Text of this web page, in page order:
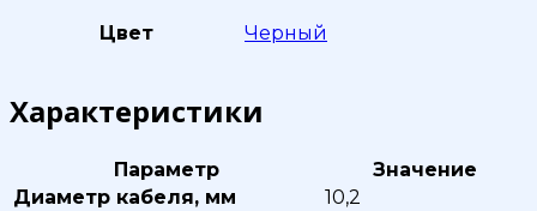
Цвет Черный
Характеристики
Параметр
Значение
Диаметр кабеля, мм
10,2